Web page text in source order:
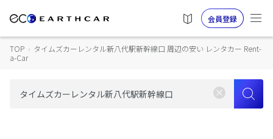
会員登録
TOP › タイムズカーレンタル新八代駅新幹線口 周辺の安い レンタカー Rent-
a-Car